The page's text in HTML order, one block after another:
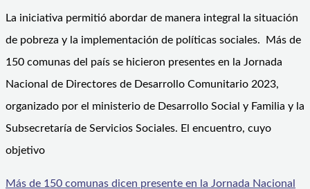
La iniciativa permitió abordar de manera integral la situación
de pobreza y la implementación de políticas sociales. Más de
150 comunas del país se hicieron presentes en la Jornada
Nacional de Directores de Desarrollo Comunitario 2023,
organizado por el ministerio de Desarrollo Social y Familia y la
Subsecretaría de Servicios Sociales. El encuentro, cuyo
objetivo
Más de 150 comunas dicen presente en la Jornada Nacional